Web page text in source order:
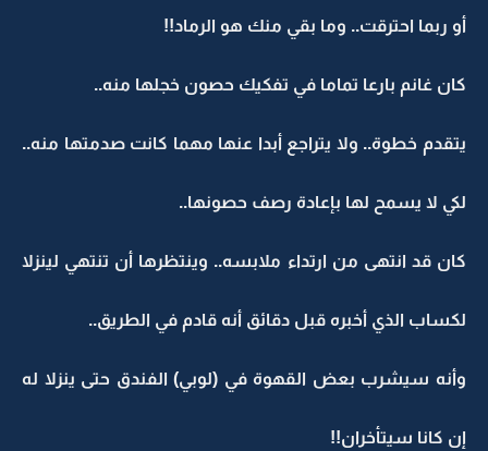
أو ربما احترقت.. وما بقي منك هو الرماد!!
كان غانم بارعا تماما في تفكيك حصون خجلها منه..
يتقدم خطوة.. ولا يتراجع أبدا عنها مهما كانت صدمتها منه..
لكي لا يسمح لها بإعادة رصف حصونها..
كان قد انتهى من ارتداء ملابسه.. وينتظرها أن تنتهي لينزلا
لكساب الذي أخبره قبل دقائق أنه قادم في الطريق..
وأنه سيشرب بعض القهوة في (لوبي) الفندق حتى ينزلا له
إن كانا سيتأخران!!